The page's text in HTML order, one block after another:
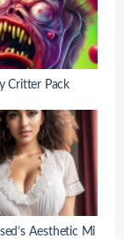
Critter Pack
Aesthetic Mi